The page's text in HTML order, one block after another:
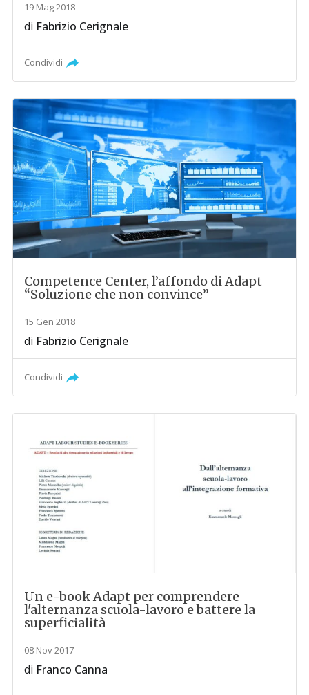
19 Mag 2018
di Fabrizio Cerignale
Condividi
Competence Center, l’affondo di Adapt
“Soluzione che non convince”
15 Gen 2018
di Fabrizio Cerignale
Condividi
Un e-book Adapt per comprendere
l'alternanza scuola-lavoro e battere la
superficialità
08 Nov 2017
di Franco Canna